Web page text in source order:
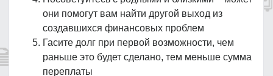
они помогут вам найти другой выход из
создавшихся финансовых проблем
Гасите долг при первой возможности, чем
раньше это будет сделано, тем меньше сумма
переплаты